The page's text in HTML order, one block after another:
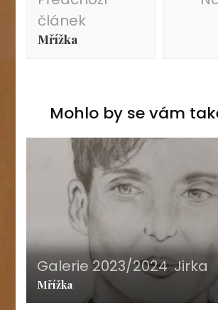
příspěvku
článek
Mřížka
Mohlo by se vám
Galerie 2023/2024,Jirka
Mřížka